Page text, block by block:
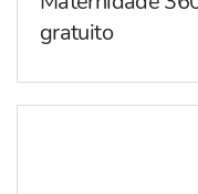
gratuito